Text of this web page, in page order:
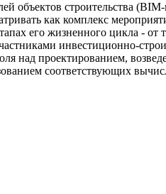
строительства
как комплекс
его жизненного цикла -
инвестиционно-
над проектированием,
соответствующих